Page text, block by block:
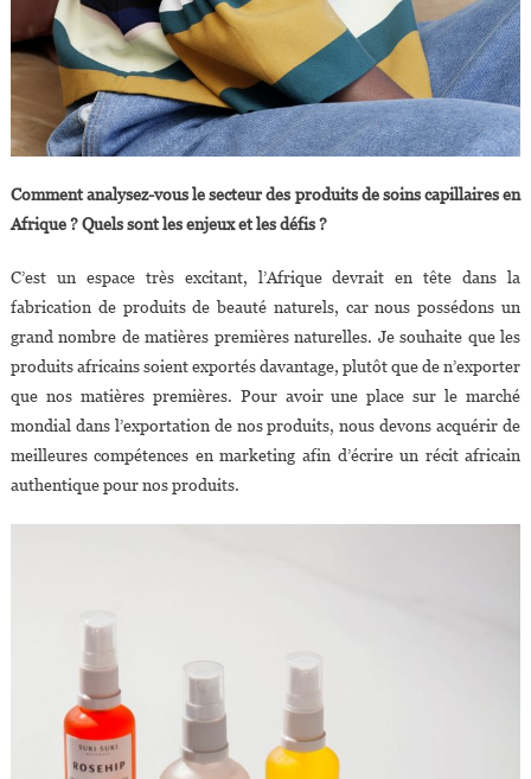
Comment analysez-vous le secteur des produits de soins capillaires en
Afrique ? Quels sont les enjeux et les défis ?
C’est un espace très excitant, l’Afrique devrait en tête dans la
fabrication de produits de beauté naturels, car nous possédons un
grand nombre de matières premières naturelles. Je souhaite que les
produits africains soient exportés davantage, plutôt que de n’exporter
que nos matières premières. Pour avoir une place sur le marché
mondial dans l’exportation de nos produits, nous devons acquérir de
meilleures compétences en marketing afin d’écrire un récit africain
authentique pour nos produits.